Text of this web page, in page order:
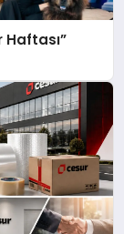
Haftası”